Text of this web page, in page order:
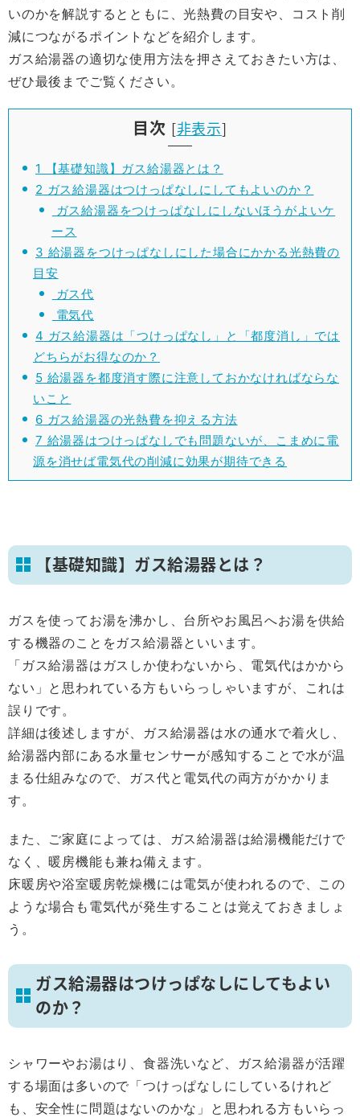
いのかを解説するとともに、光熱費の目安や、コスト削
減につながるポイントなどを紹介します。
ガス給湯器の適切な使用方法を押さえておきたい方は、
ぜひ最後までご覧ください。
目次 [非表示]
1
【基礎知識】ガス給湯器とは？
2 ガス給湯器はつけっぱなしにしてもよいのか？
ガス給湯器をつけっぱなしにしないほうがよいケ
ース
3 給湯器をつけっぱなしにした場合にかかる光熱費の
目安
ガス代
電気代
4 ガス給湯器は「つけっぱなし」と「都度消し」では
どちらがお得なのか？
5 給湯器を都度消す際に注意しておかなければならな
いこと
6 ガス給湯器の光熱費を抑える方法
7 給湯器はつけっぱなしでも問題ないが、こまめに電
源を消せば電気代の削減に効果が期待できる
【基礎知識】ガス給湯器とは？
ガスを使ってお湯を沸かし、台所やお風呂へお湯を供給
する機器のことをガス給湯器といいます。
「ガス給湯器はガスしか使わないから、電気代はかから
ない」と思われている方もいらっしゃいますが、これは
誤りです。
詳細は後述しますが、ガス給湯器は水の通水で着火し、
給湯器内部にある水量センサーが感知することで水が温
まる仕組みなので、ガス代と電気代の両方がかかりま
す。
また、ご家庭によっては、ガス給湯器は給湯機能だけで
なく、暖房機能も兼ね備えます。
床暖房や浴室暖房乾燥機には電気が使われるので、この
ような場合も電気代が発生することは覚えておきましょ
う。
ガス給湯器はつけっぱなしにしてもよい
のか？
シャワーやお湯はり、食器洗いなど、ガス給湯器が活躍
する場面は多いので「つけっぱなしにしているけれど
も、安全性に問題はないのかな」と思われる方もいらっ